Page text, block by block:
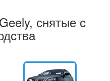
снятые с